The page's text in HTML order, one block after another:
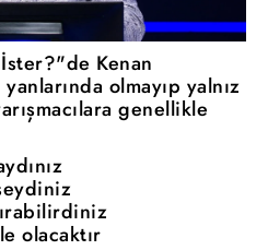
Kenan
olmayıp yalnız
genellikle
olacaktır